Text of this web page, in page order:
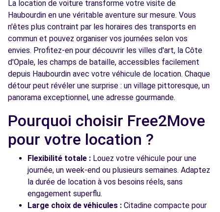
Voir l'agence
Free2Move Rent - GARAGE DUBOIS - LA
MADELEINE (C)
7.6
km
20 RUE DU PRESIDENT POMPIDOU
LA MADELEINE, 59110
Voir l'agence
Free2Move Rent - STELLANTIS &YOU
FACHES THUMESNIL - FACHES-THUMESNIL
(C)
7.7
2 RUE DE L EGALITE
FACHES-THUMESNIL, 59155
Voir l'agence
La location de voiture transforme votre visite de
Haubourdin en une véritable aventure sur mesure. Vous
n'êtes plus contraint par les horaires des transports en
commun et pouvez organiser vos journées selon vos
envies. Profitez-en pour découvrir les villes d'art, la Côte
d'Opale, les champs de bataille, accessibles facilement
depuis Haubourdin avec votre véhicule de location. Chaque
détour peut révéler une surprise : un village pittoresque, un
panorama exceptionnel, une adresse gourmande.
Pourquoi choisir Free2Move
pour votre location ?
Flexibilité totale : Louez votre véhicule pour une
journée, un week-end ou plusieurs semaines. Adaptez
la durée de location à vos besoins réels, sans
engagement superflu.
Large choix de véhicules : Citadine compacte pour